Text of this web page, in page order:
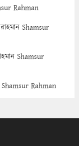
Rahman
Shamsur
Shamsur
Shamsur Rahman